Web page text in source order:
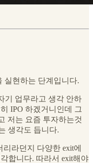
실현하는 단계입니다.
기 업무라고 생각 안하
IPO 하겠거니인데 그
저는 요즘 투자하는것
생각도 듭니다.
라던지 다양한 exit에
합니다. 따라서 exit해야